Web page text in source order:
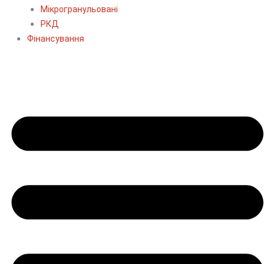
Мікрогранульовані
РКД
Фінансування